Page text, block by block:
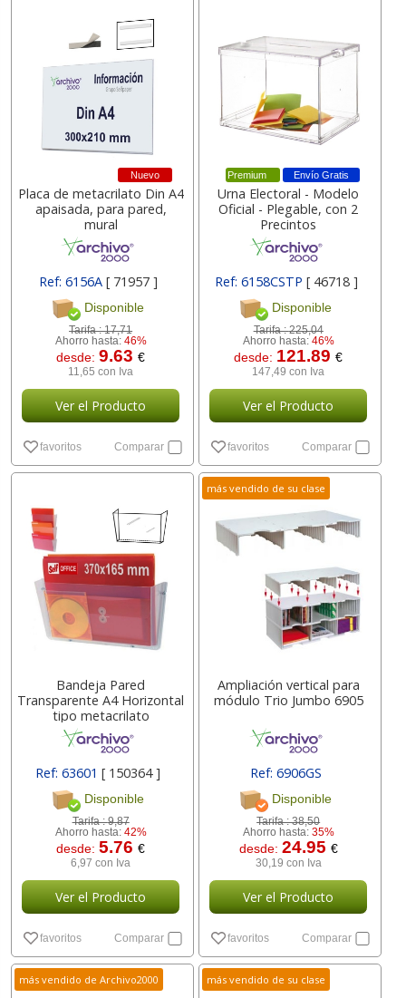
Nuevo
Placa de metacrilato Din A4
apaisada, para pared,
mural
Ref: 6156A [ 71957 ]
Disponible
Tarifa :17,71
Ahorro hasta: 46%
desde:9.63€
11,65 con Iva
Ver el Producto
favoritos Comparar
Envío Gratis
Premium
Urna Electoral - Modelo
Oficial - Plegable, con 2
Precintos
Ref: 6158CSTP [ 46718 ]
Disponible
Tarifa :225,04
Ahorro hasta: 46%
desde: 121.89€
147,49 con Iva
Ver el Producto
favoritos Comparar
Bandeja Pared
Transparente A4 Horizontal
tipo metacrilato
Ref: 63601[ 150364 ]
Disponible
Tarifa :9,87
Ahorro hasta: 42%
desde:5.76€
6,97 con Iva
Ver el Producto
favoritos Comparar
más vendido de su clase
Ampliación vertical para
módulo Trio Jumbo 6905
Ref: 6906GS
Disponible
Tarifa :38,50
Ahorro hasta: 35%
desde: 24.95 €
30,19 con Iva
Ver el Producto
favoritos Comparar
más vendido de Archivo2000 más vendido de su clase